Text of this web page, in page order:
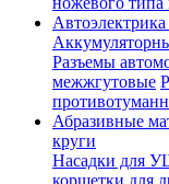
Разъемы
межжгутовые
Абразивные
круги
Насадки для
корщетки для